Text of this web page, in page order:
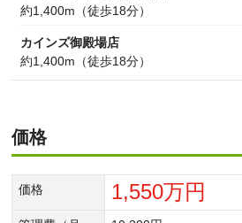
約1,400m（徒歩18分）
カインズ御殿場店
約1,400m（徒歩18分）
価格
価格 1,550万円